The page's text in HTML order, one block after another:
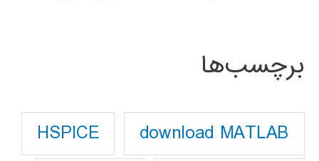
برچسب‌ها
download MATLAB
HSPICE